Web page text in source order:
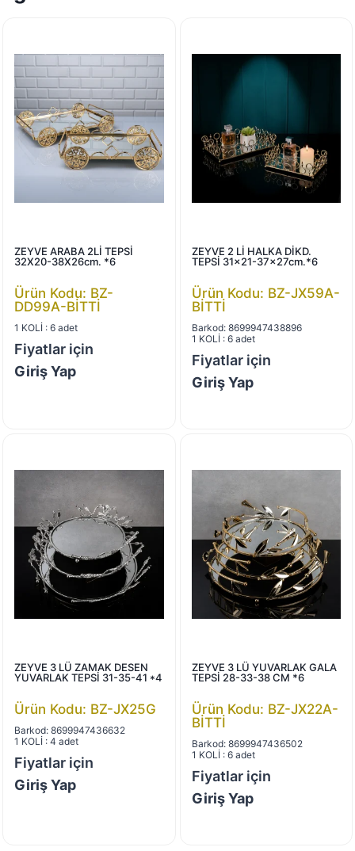
ZEYVE ARABA 2Lİ TEPSİ
32X20-38X26cm. *6
Ürün Kodu: BZ-
DD99A-BİTTİ
1 KOLİ : 6 adet
Fiyatlar için
Giriş Yap
ZEYVE 2 Lİ HALKA DİKD.
TEPSİ 31×21-37x27cm.*6
Ürün Kodu: BZ-JX59A-
BİTTİ
Barkod: 8699947438896
1 KOLİ : 6 adet
Fiyatlar için
Giriş Yap
ZEYVE 3 LÜ ZAMAK DESEN
YUVARLAK TEPSİ 31-35-41 *4
Ürün Kodu: BZ-JX25G
Barkod: 8699947436632
1 KOLİ : 4 adet
Fiyatlar için
Giriş Yap
ZEYVE 3 LÜ YUVARLAK GALA
TEPSİ 28-33-38 CM *6
Ürün Kodu: BZ-JX22A-
BİTTİ
Barkod: 8699947436502
1 KOLİ : 6 adet
Fiyatlar için
Giriş Yap